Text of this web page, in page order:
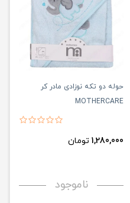
حوله دو تکه نوزادی مادر کر
MOTHERCARE
1,280,000 تومان
ناموجود